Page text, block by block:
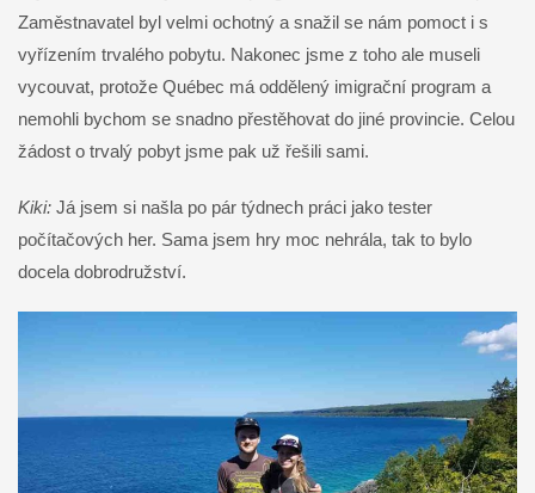
Zaměstnavatel byl velmi ochotný a snažil se nám pomoct i s
vyřízením trvalého pobytu. Nakonec jsme z toho ale museli
vycouvat, protože Québec má oddělený imigrační program a
nemohli bychom se snadno přestěhovat do jiné provincie. Celou
žádost o trvalý pobyt jsme pak už řešili sami.
Kiki: Já jsem si našla po pár týdnech práci jako tester
počítačových her. Sama jsem hry moc nehrála, tak to bylo
docela dobrodružství.